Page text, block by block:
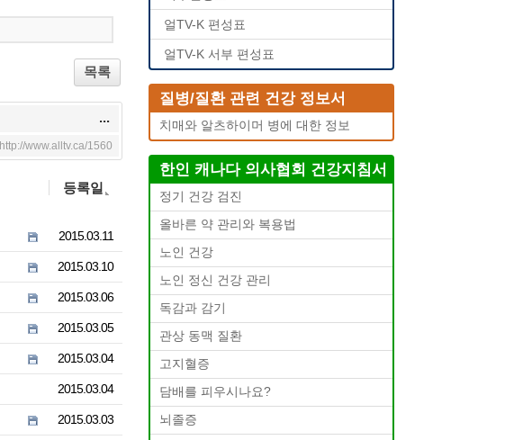
목록
...
http://www.alltv.ca/1560
등록일
2015.03.11
2015.03.10
2015.03.06
2015.03.05
2015.03.04
2015.03.04
2015.03.03
얼TV-K 편성표
얼TV-K 서부 편성표
질병/질환 관련 건강 정보서
치매와 알츠하이머 병에 대한 정보
한인 캐나다 의사협회 건강지침서
정기 건강 검진
올바른 약 관리와 복용법
노인 건강
노인 정신 건강 관리
독감과 감기
관상 동맥 질환
고지혈증
담배를 피우시나요?
뇌졸증